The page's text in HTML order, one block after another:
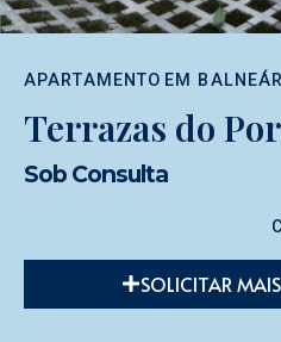
APARTAMENTO EM
Terrazas do
Sob Consulta
SOLICITAR